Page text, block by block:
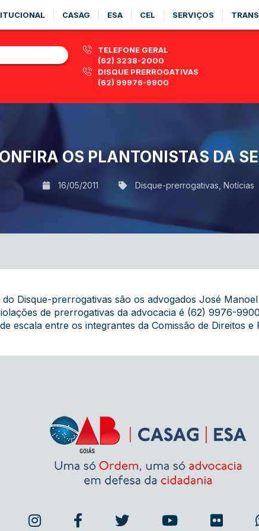
CASAG ESA CEL SERVIÇOS
TELEFONE GERAL
(62) 3238-2000
DISQUE PRERROGATIVAS
(62) 99976-9900
OS PLANTONISTAS DA
16/05/2011 Disque-prerrogativas Notícias
Disque-prerrogativas são os advogados José
de prerrogativas da advocacia é (62) 9976-
escala entre os integrantes da Comissão de Direitos e